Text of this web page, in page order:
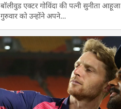
बॉलीवुड एक्टर गोविंदा की पत्नी सुनीता
गुरुवार को उन्होंने अपने…